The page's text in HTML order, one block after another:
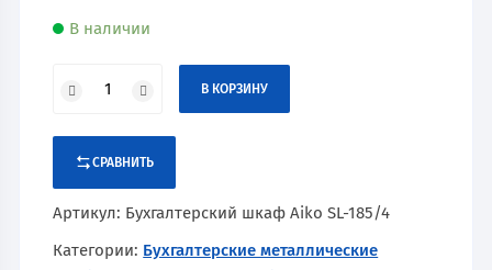
В наличии
В КОРЗИНУ
СРАВНИТЬ
Артикул: Бухгалтерский шкаф Aiko SL-185/4
Категории: Бухгалтерские металлические